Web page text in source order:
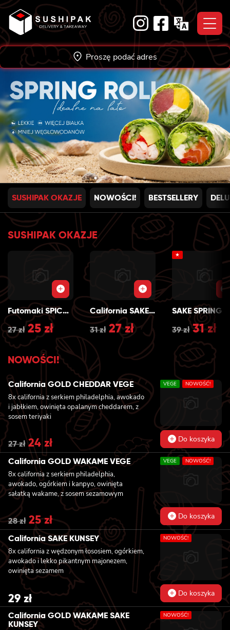
Skip
content
Proszę podać adres
SUSHIPAK OKAZJE NOWOŚCI! BESTSELLERY
SUSHIPAK OKAZJE
Futomaki SPICY SAKE GRILL
27zł Original
price
was:
27 zł.
25 złCurrent
price
is:
25 zł.
California SAKE GRILL
31zł Original
price
was:
31 zł.
27złCurrent
price
is:
27 zł.
★
39zł
price
was:
39 zł.
31zł
NOWOŚCI!
California GOLD CHEDDAR VEGE
8x california z serkiem philadelphia, awokado
i jabłkiem, owinięta opalanym cheddarem, z
sosem teriyaki
VEGE NOWOŚĆ!
27zł Original
price
was:
27 zł.
24 zł Current
price
is:
24 zł.
Do koszyka
California GOLD WAKAME VEGE
8x california z serkiem philadelphia,
awokado, ogórkiem i kanpyo, owinięta
sałatką wakame, z sosem sezamowym
VEGE NOWOŚĆ!
28zł Original
price
was:
28 zł.
25złCurrent
price
is:
25 zł.
Do koszyka
California SAKE KUNSEY
8x california z wędzonym łososiem, ogórkiem,
awokado i lekko pikantnym majonezem,
owinięta sezamem
NOWOŚĆ!
29 zł Do koszyka
California GOLD WAKAME SAKE
KUNSEY
NOWOŚĆ!